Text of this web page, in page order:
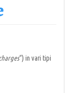
“) in vari tipi